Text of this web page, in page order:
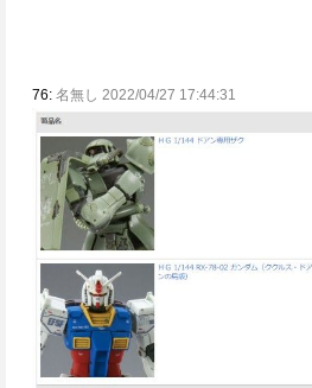
76: 名無し 2022/04/27 17:44:31